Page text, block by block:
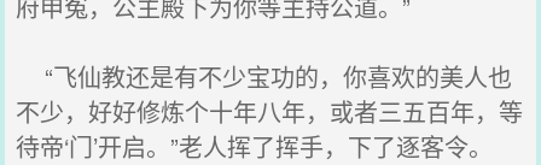
“飞仙教还是有不少宝功的，你喜欢的美人也
不少，好好修炼个十年八年，或者三五百年，等
待帝‘门’开启。”老人挥了挥手，下了逐客令。